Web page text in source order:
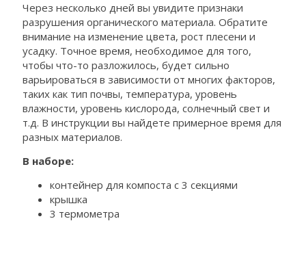
Через несколько дней вы увидите признаки
разрушения органического материала. Обратите
внимание на изменение цвета, рост плесени и
усадку. Точное время, необходимое для того,
чтобы что-то разложилось, будет сильно
варьироваться в зависимости от многих факторов,
таких как тип почвы, температура, уровень
влажности, уровень кислорода, солнечный свет и
т.д. В инструкции вы найдете примерное время для
разных материалов.
В наборе:
контейнер для компоста с 3 секциями
крышка
3 термометра